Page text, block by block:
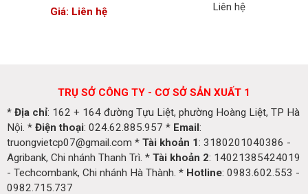
Giá: Liên hệ
Liên hệ
TRỤ SỞ CÔNG TY - CƠ SỞ SẢN XUẤT 1
* Địa chỉ: 162 + 164 đường Tựu Liệt, phường Hoàng Liệt, TP Hà
Nội. * Điện thoại: 024.62.885.957 * Email :
truongvietcp07@gmail.com * Tài khoản 1: 3180201040386 -
Agribank, Chi nhánh Thanh Trì. * Tài khoản 2: 14021385424019
- Techcombank, Chi nhánh Hà Thành. * Hotline: 0983.602.553 -
0982.715.737